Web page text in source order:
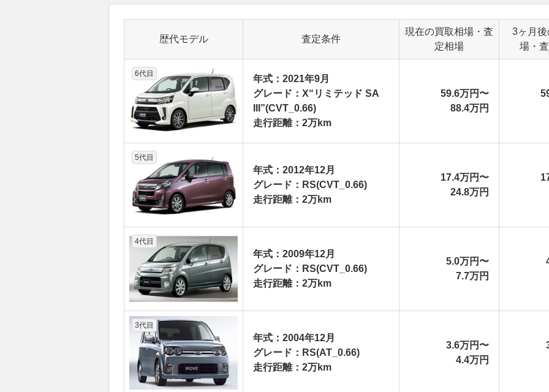
歴代モデル 査定条件
現在の買取相場・査
定相場
3ヶ月
場・
6代目
年式：2021年9月
グレード：X“リミテッド SA
III”(CVT_0.66)
走行距離：2万km
59.6万円〜
88.4万円
5代目
年式：2012年12月
グレード：RS(CVT_0.66)
走行距離：2万km
17.4万円〜
24.8万円
4代目
年式：2009年12月
グレード：RS(CVT_0.66)
走行距離：2万km
5.0万円〜
7.7万円
3代目
年式：2004年12月
グレード：RS(AT_0.66)
走行距離：2万km
3.6万円〜
4.4万円